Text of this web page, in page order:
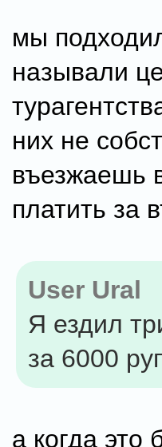
мы
называли
них не
въезжаешь
платить за
User Ural
Я ездил
за 6000
а когда это